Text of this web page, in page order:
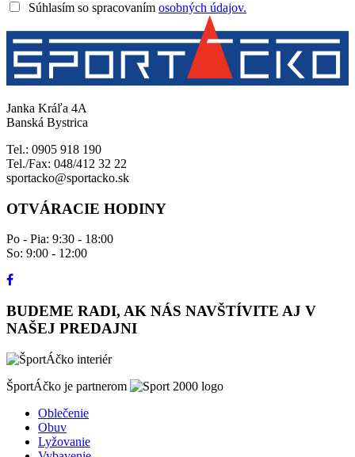
Súhlasím so spracovaním osobných údajov.
Janka Kráľa 4A
Banská Bystrica
Tel.: 0905 918 190
Tel./Fax: 048/412 32 22
sportacko@sportacko.sk
OTVÁRACIE HODINY
Po - Pia: 9:30 - 18:00
So: 9:00 - 12:00
BUDEME RADI, AK NÁS NAVŠTÍVITE AJ V
NAŠEJ PREDAJNI
ŠportÁčko je partnerom
Oblečenie
Obuv
Lyžovanie